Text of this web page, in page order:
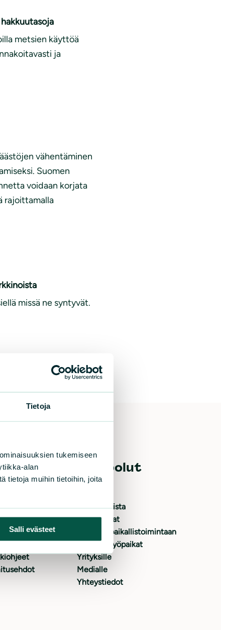
Tietoja
tukemiseen
alan
tietoja muihin tietoihin, joita
Salli evästeet
metsien käyttöä
ja
vähentäminen
Suomen
voidaan korjata
rajoittamalla
missä ne syntyvät.
meitä Oikopolut
Ajankohtaista
Tapahtumat
Osallistu paikallistoimintaan
Avoimet työpaikat
Yrityksille
Medialle
Yhteystiedot